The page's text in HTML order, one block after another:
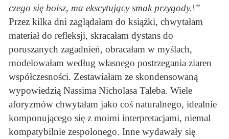
czego się boisz, ma ekscytujący smak przygody.\”
Przez kilka dni zaglądałam do książki, chwytałam
materiał do refleksji, skracałam dystans do
poruszanych zagadnień, obracałam w myślach,
modelowałam według własnego postrzegania ziaren
współczesności. Zestawiałam ze skondensowaną
wypowiedzią Nassima Nicholasa Taleba. Wiele
aforyzmów chwytałam jako coś naturalnego, idealnie
komponującego się z moimi interpretacjami, niemal
kompatybilnie zespolonego. Inne wydawały się